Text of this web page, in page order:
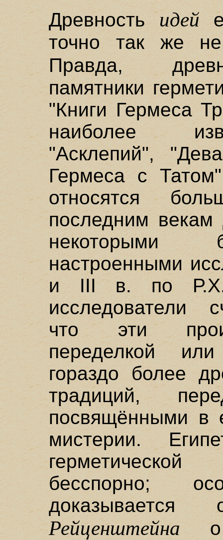
Древностьидей
точно так же
Правда,
памятники
"Книги Гермеса
наиболее
"Асклепий",
Гермеса с
относятся
последним векам
некоторыми
настроенными
и III в. по Р.Х.
исследователи
что эти
переделкой
гораздо более
традиций,
посвящёнными в
мистерии.
бесспорно;
Рейценштейнао